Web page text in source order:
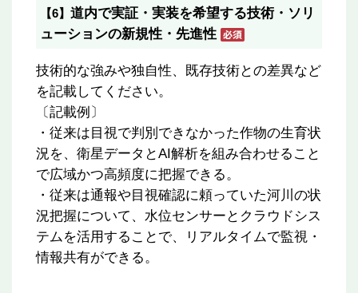
【6】 道内で実証・実装を希望する技術・ソリ
ューションの新規性・先進性
技術的な強みや独自性、既存技術との差異など
を記載してください。
〔記載例〕
・従来は目視で判別できなかった作物の生育状
況を、衛星データとAI解析を組み合わせること
で広域かつ高頻度に把握できる。
・従来は通報や目視確認に頼っていた河川の状
況把握について、水位センサーとクラウドシス
テムを活用することで、リアルタイムで監視・
情報共有ができる。